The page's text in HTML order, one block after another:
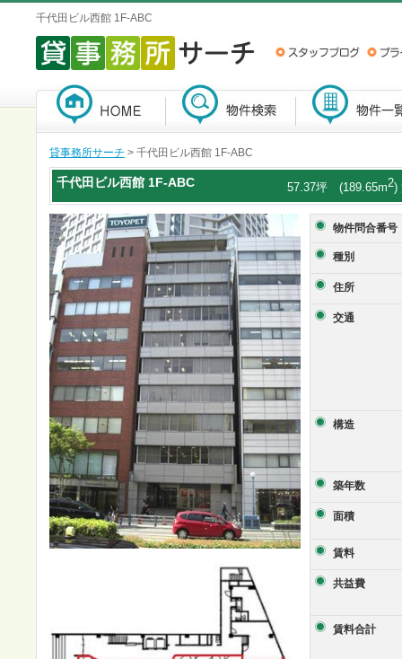
千代田ビル西館 1F-ABC
貸事務所サーチ > 千代田ビル西館 1F-ABC
千代田ビル西館 1F-ABC 57.37坪 (189.65m2)
物件問合番号
種別
住所
交通
構造
築年数
面積
賃料
共益費
賃料合計